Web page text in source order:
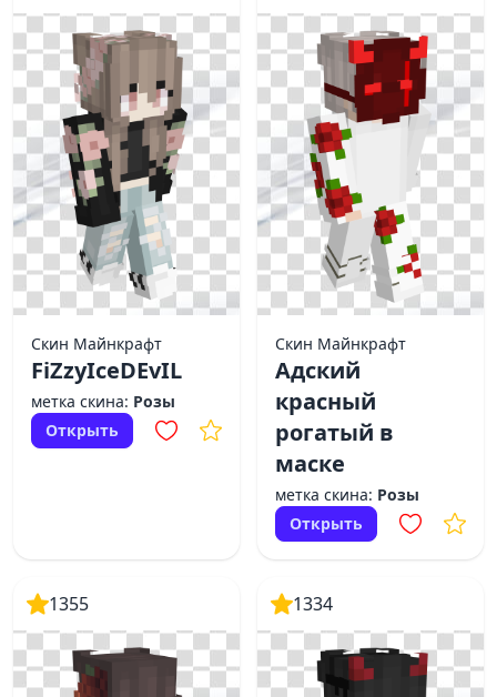
Скин Майнкрафт
FiZzyIceDEvIL
метка скина: Розы
Открыть
Скин Майнкрафт
Адский
красный
рогатый в
маске
метка скина: Розы
Открыть
1355 1334